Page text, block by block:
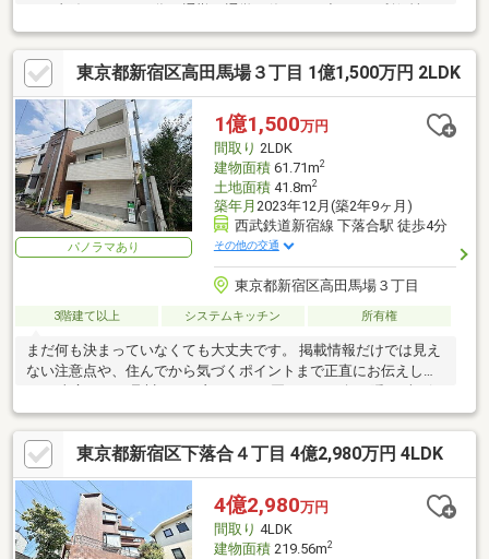
まで直結アクセスの為、通勤・通学や休日のお出かけの利便性が
充実しています。■敷地面積約130坪を誇る開放感あふれる角地の
邸宅 都心にありながら、ゆとりある広大な敷地を享受。庭でお子
様と鬼ごっこやＢＢＱなど他の戸建では味わえないアクティブな
体験が堪能できます。■全居室が8帖以上の居室お子様の成長に合
わせた個室や、広々とした主寝室など、プライベートな時間も贅
沢に確保できます
東京都新宿区高田馬場３丁目 1億1,500万円 2LDK
パノラマあり
1億1,500万円
間取り 2LDK
建物面積61.71m2
土地面積41.8m2
築年月 2023年12月(築2年9ヶ月)
西武鉄道新宿線 下落合駅 徒歩4分
その他の交通
東京都新宿区高田馬場３丁目
3階建て以上 システムキッチン 所有権
まだ何も決まっていなくても大丈夫です。 掲載情報だけでは見え
ない注意点や、住んでから気づくポイントまで正直にお伝えしま
えし、「納得して選ぶ
東京都新宿区下落合４丁目 4億2,980万円 4LDK
4億2,980万円
間取り 4LDK
建物面積219.56m2